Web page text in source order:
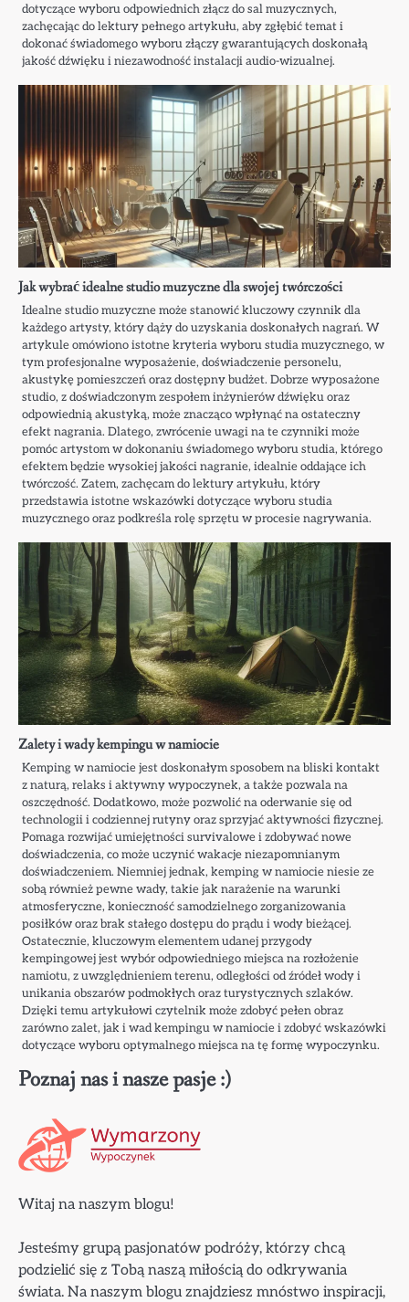
dotyczące wyboru odpowiednich złącz do sal muzycznych,
zachęcając do lektury pełnego artykułu, aby zgłębić temat i
dokonać świadomego wyboru złączy gwarantujących doskonałą
jakość dźwięku i niezawodność instalacji audio-wizualnej.
Jak wybrać idealne studio muzyczne dla swojej twórczości
Idealne studio muzyczne może stanowić kluczowy czynnik dla
każdego artysty, który dąży do uzyskania doskonałych nagrań. W
artykule omówiono istotne kryteria wyboru studia muzycznego, w
tym profesjonalne wyposażenie, doświadczenie personelu,
akustykę pomieszczeń oraz dostępny budżet. Dobrze wyposażone
studio, z doświadczonym zespołem inżynierów dźwięku oraz
odpowiednią akustyką, może znacząco wpłynąć na ostateczny
efekt nagrania. Dlatego, zwrócenie uwagi na te czynniki może
pomóc artystom w dokonaniu świadomego wyboru studia, którego
efektem będzie wysokiej jakości nagranie, idealnie oddające ich
twórczość. Zatem, zachęcam do lektury artykułu, który
przedstawia istotne wskazówki dotyczące wyboru studia
muzycznego oraz podkreśla rolę sprzętu w procesie nagrywania.
Zalety i wady kempingu w namiocie
Kemping w namiocie jest doskonałym sposobem na bliski kontakt
z naturą, relaks i aktywny wypoczynek, a także pozwala na
oszczędność. Dodatkowo, może pozwolić na oderwanie się od
technologii i codziennej rutyny oraz sprzyjać aktywności fizycznej.
Pomaga rozwijać umiejętności survivalowe i zdobywać nowe
doświadczenia, co może uczynić wakacje niezapomnianym
doświadczeniem. Niemniej jednak, kemping w namiocie niesie ze
sobą również pewne wady, takie jak narażenie na warunki
atmosferyczne, konieczność samodzielnego zorganizowania
posiłków oraz brak stałego dostępu do prądu i wody bieżącej.
Ostatecznie, kluczowym elementem udanej przygody
kempingowej jest wybór odpowiedniego miejsca na rozłożenie
namiotu, z uwzględnieniem terenu, odległości od źródeł wody i
unikania obszarów podmokłych oraz turystycznych szlaków.
Dzięki temu artykułowi czytelnik może zdobyć pełen obraz
zarówno zalet, jak i wad kempingu w namiocie i zdobyć wskazówki
dotyczące wyboru optymalnego miejsca na tę formę wypoczynku.
Poznaj nas i nasze pasje :)
Witaj na naszym blogu!
Jesteśmy grupą pasjonatów podróży, którzy chcą
podzielić się z Tobą naszą miłością do odkrywania
świata. Na naszym blogu znajdziesz mnóstwo inspiracji,